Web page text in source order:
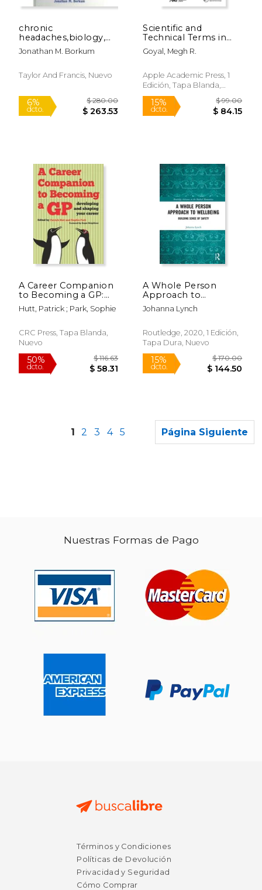
$ 35.00
$ 29.75
chronic
headaches,biology,
psychology, and
behavioral treatment
Jonathan M. Borkum
Taylor And Francis, Nuevo
$ 263.53
Scientific and
Technical Terms in
Bioengineering and
Biological
Inglés)
Goyal, Megh R.
Apple Academic Press, 1
Edición, Tapa Blanda,
Nuevo
dcto.
A Career Companion
to Becoming a GP:
Developing and
Shaping Your Career
Hutt, Patrick ; Park, Sophie
CRC Press, Tapa Blanda,
Nuevo
A Whole Person
Approach to
Wellbeing: Building
Sense of Safety
in the Medical
Humanities) (en
Johanna Lynch
Routledge, 2020, 1 Edición,
Tapa Dura, Nuevo
1 2 3 4 5 Página Siguiente
Nuestras Formas de Pago
Términos y Condiciones
Políticas de Devolución
Privacidad y Seguridad
Cómo Comprar